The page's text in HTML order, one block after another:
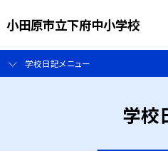
小田原市立下府中小学校
学校日記メニュー
学校